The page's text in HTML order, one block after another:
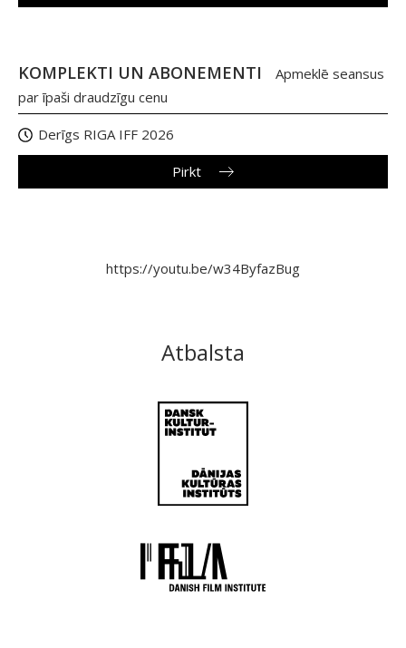
KOMPLEKTI UN ABONEMENTI
Apmeklē seansus
par īpaši draudzīgu cenu
Derīgs RIGA IFF 2026
Pirkt
https://youtu.be/w34ByfazBug
Atbalsta